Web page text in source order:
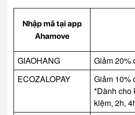
Nhập mã tại app
Ahamove
GIAOHANG
Giảm 20%
ECOZALOPAY
Giảm 10%
*Dành cho
kiệm, 2h,